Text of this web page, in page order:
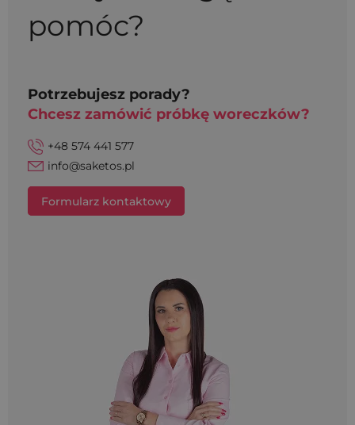
pomóc?
Potrzebujesz porady?
Chcesz zamówić próbkę woreczków?
+48 574 441 577
info@saketos.pl
Formularz kontaktowy